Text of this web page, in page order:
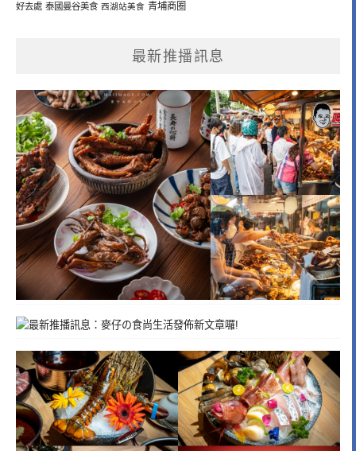
好去處 泰國曼谷美食 西湖站美食 青埔商圈
最新推播訊息